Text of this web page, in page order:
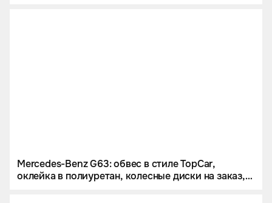
Mercedes-Benz G63: обвес в стиле TopCar,
оклейка в полиуретан, колесные диски на заказ,